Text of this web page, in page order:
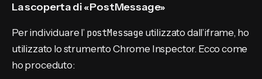
La scoperta di «PostMessage»
Per individuare l’ postMessageutilizzato dall’iframe, ho
utilizzato lo strumento Chrome Inspector. Ecco come
ho proceduto: